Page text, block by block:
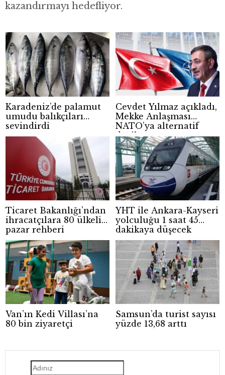
kazandırmayı hedefliyor.
Karadeniz’de palamut
umudu balıkçıları
sevindirdi
Cevdet Yılmaz açıkladı,
Mekke Anlaşması
NATO’ya alternatif
değil
Ticaret Bakanlığı’ndan
ihracatçılara 80 ülkelik
pazar rehberi
YHT ile Ankara-Kayseri
yolculuğu 1 saat 45
dakikaya düşecek
Van’ın Kedi Villası’na
80 bin ziyaretçi
Samsun’da turist sayısı
yüzde 13,68 arttı